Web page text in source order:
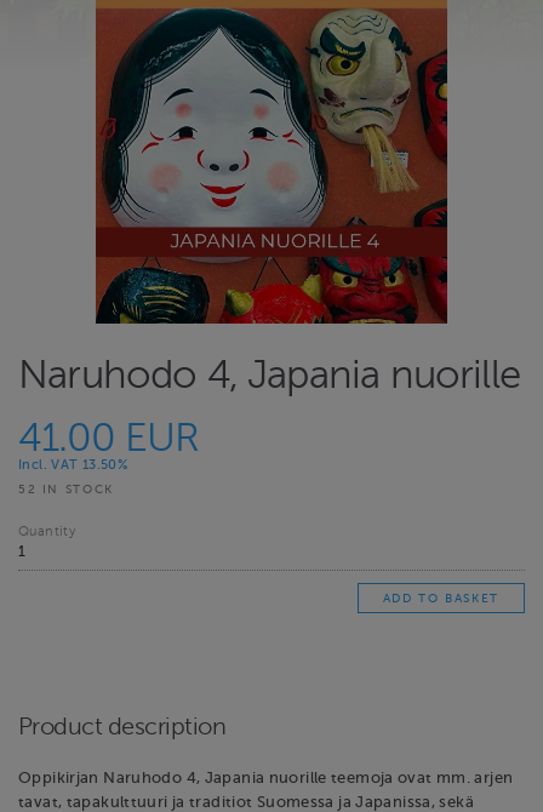
Naruhodo 4, Japania nuorille
41.00 EUR
Incl. VAT 13.50%
52 IN STOCK
Quantity
Product description
Oppikirjan Naruhodo 4, Japania nuorille teemoja ovat mm. arjen
tavat, tapakulttuuri ja traditiot Suomessa ja Japanissa, sekä